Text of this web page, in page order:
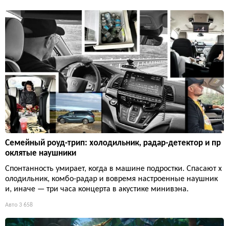
Семейный роуд-трип: холодильник, радар-детектор и пр
оклятые наушники
Спонтанность умирает, когда в машине подростки. Спасают х
олодильник, комбо-радар и вовремя настроенные наушник
и, иначе — три часа концерта в акустике минивэна.
Авто 3 658